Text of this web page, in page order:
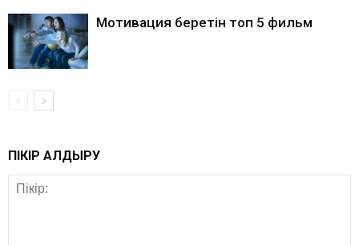
Мотивация беретін топ 5 фильм
ПІКІР ҚАЛДЫРУ